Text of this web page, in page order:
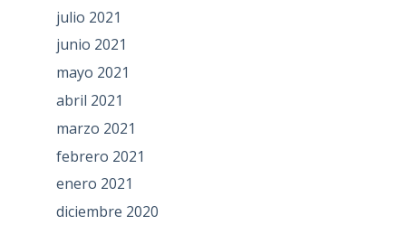
julio 2021
junio 2021
mayo 2021
abril 2021
marzo 2021
febrero 2021
enero 2021
diciembre 2020